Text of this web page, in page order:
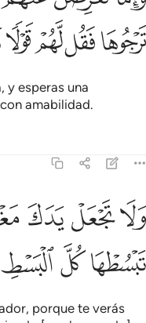
ﱈﱉﱊﱋ
y esperas una
amabilidad.
ولا تجعل يدك مغلولة الى
وَلَا تَجْعَلْ يَدَكَ مَغْلُولَةً إِلَىٰ
ﱎﱏﱐ
ﱕﱖﱗ
porque te verás